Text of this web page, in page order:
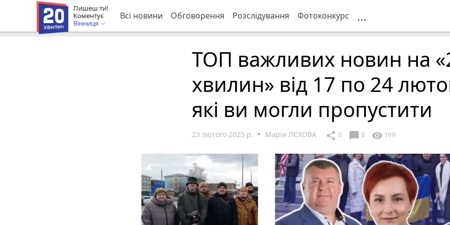
Пишеш ти!
Коментує
Вінниця
Всі новини Обговорення Розслідування Фотоконкурс ...
ТОП важливих новин на
хвилин» від 17 по 24
які ви могли пропустити
23 лютого 2025 р. Марія ЛЄХОВА share 0 chat_bubble 0 visibility 199